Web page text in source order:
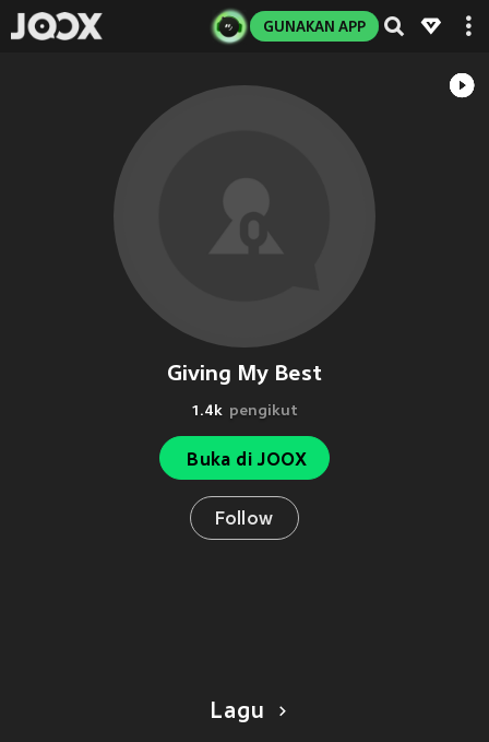
GUNAKAN APP
Giving My Best
1.4k pengikut
Buka di JOOX
Follow
Lagu